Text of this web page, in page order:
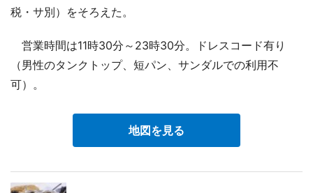
税・サ別）をそろえた。
営業時間は11時30分～23時30分。ドレスコード有り
（男性のタンクトップ、短パン、サンダルでの利用不
可）。
地図を見る